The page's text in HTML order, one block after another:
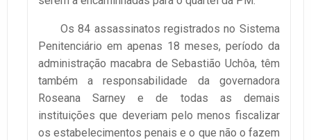
Os 84 assassinatos registrados no Sistema
Penitenciário em apenas 18 meses, período da
administração macabra de Sebastião Uchôa, têm
também a responsabilidade da governadora
Roseana Sarney e de todas as demais
instituições que deveriam pelo menos fiscalizar
os estabelecimentos penais e o que não o fazem